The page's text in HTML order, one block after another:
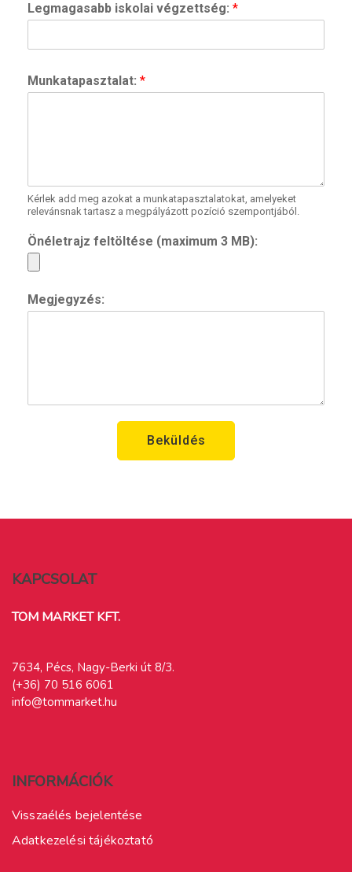
Legmagasabb iskolai végzettség: *
Munkatapasztalat: *
Kérlek add meg azokat a munkatapasztalatokat, amelyeket
relevánsnak tartasz a megpályázott pozíció szempontjából.
Önéletrajz feltöltése (maximum 3 MB):
Megjegyzés:
Beküldés
KAPCSOLAT
TOM MARKET KFT.
7634, Pécs, Nagy-Berki út 8/3.
(+36) 70 516 6061
info@tommarket.hu
INFORMÁCIÓK
Visszaélés bejelentése
Adatkezelési tájékoztató